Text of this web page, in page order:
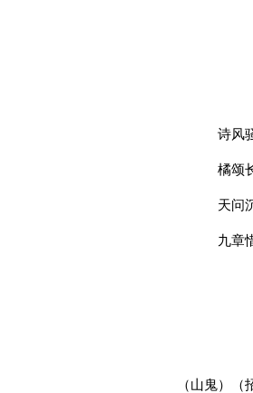
诗风
橘颂
天问
九章
（山鬼）（